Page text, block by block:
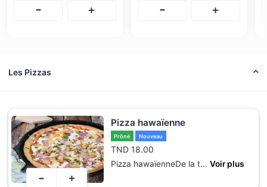
- + - +
Les Pizzas
Pizza hawaïenne
Prôné Nouveau
TND 18.00
Pizza hawaïenneDe la t... Voir plus
- +